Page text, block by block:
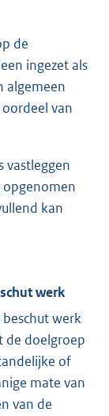
de
ingezet als
algemeen
van
vastleggen
kan
werk
werk
de doelgroep
of
mate van
van de